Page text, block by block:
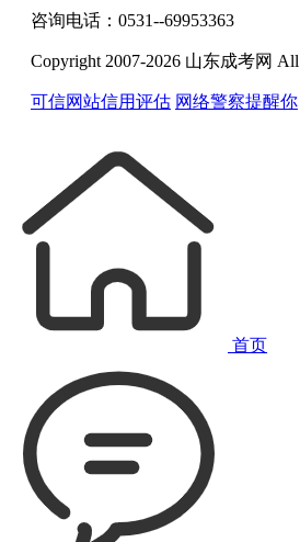
咨询电话：0531--69953363
Copyright 2007-2026 山东成考网 All
可信网站信用评估 网络警察提醒你
首页